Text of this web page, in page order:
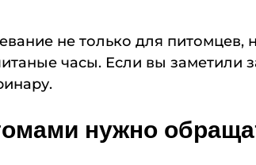
не только для питомцев,
часы. Если вы заметили
нужно